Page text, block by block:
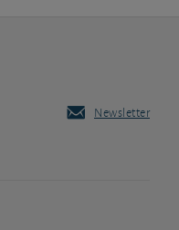
Newsletter